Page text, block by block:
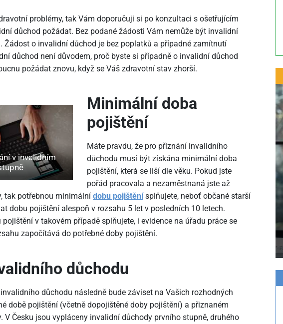
problémy, tak Vám doporučuji si po konzultaci s ošetřujícím
důchod požádat. Bez podané žádosti Vám nemůže být invalidní
Žádost o invalidní důchod je bez poplatků a případné zamítnutí
důchod není důvodem, proč byste si případně o invalidní důchod
požádat znovu, když se Váš zdravotní stav zhorší.
v invalidním
Minimální doba
pojištění
Máte pravdu, že pro přiznání invalidního
důchodu musí být získána minimální doba
pojištění, která se liší dle věku. Pokud jste
pořád pracovala a nezaměstnaná jste až
tak potřebnou minimální dobu pojištěnísplňujete, neboť občané starší
dobu pojištění alespoň v rozsahu 5 let v posledních 10 letech.
v takovém případě splňujete, i evidence na úřadu práce se
započítává do potřebné doby pojištění.
důchodu
důchodu následně bude záviset na Vašich rozhodných
době pojištění (včetně dopojištěné doby pojištění) a přiznaném
V Česku jsou vypláceny invalidní důchody prvního stupně, druhého